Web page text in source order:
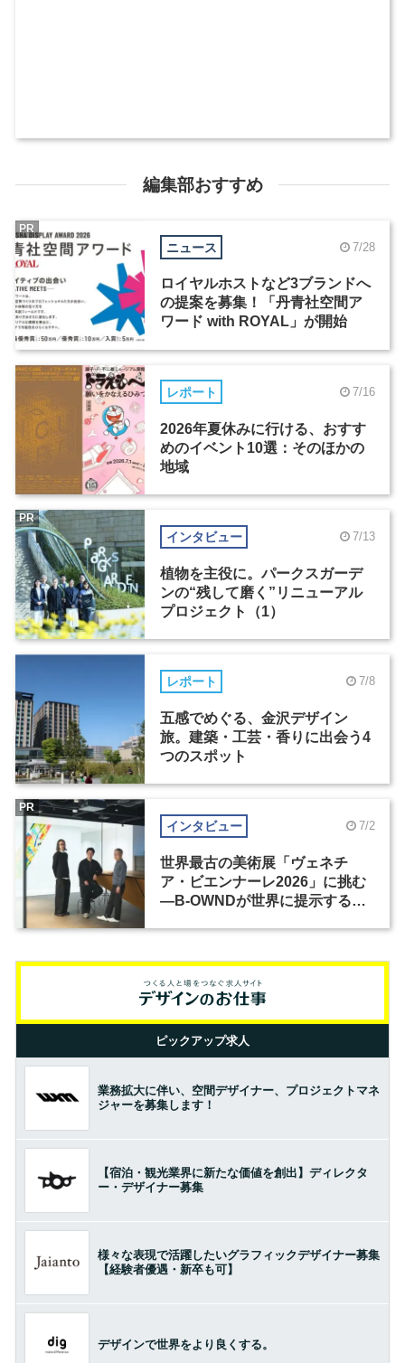
編集部おすすめ
ニュース 7/28
ロイヤルホストなど3ブランドへ
の提案を募集！「丹青社空間ア
ワード with ROYAL」が開始
PR
レポート 7/16
2026年夏休みに行ける、おすす
めのイベント10選：そのほかの
地域
インタビュー 7/13
植物を主役に。パークスガーデ
ンの“残して磨く”リニューアル
プロジェクト（1）
PR
レポート 7/8
五感でめぐる、金沢デザイン
旅。建築・工芸・香りに出会う4
つのスポット
インタビュー 7/2
世界最古の美術展「ヴェネチ
ア・ビエンナーレ2026」に挑む
―B-OWNDが世界に提示する美
PR
ピックアップ求人
業務拡大に伴い、空間デザイナー、プロジェクトマネ
ジャーを募集します！
【宿泊・観光業界に新たな価値を創出】ディレクタ
ー・デザイナー募集
様々な表現で活躍したいグラフィックデザイナー募集
【経験者優遇・新卒も可】
デザインで世界をより良くする。